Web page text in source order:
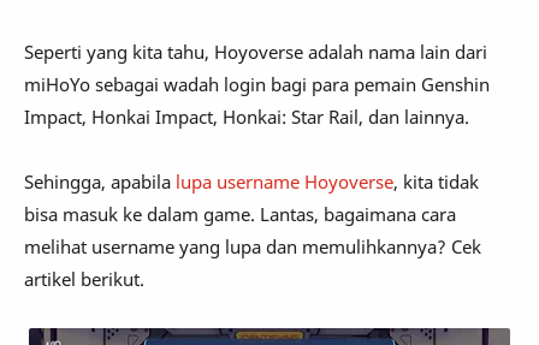
Seperti yang kita tahu, Hoyoverse adalah nama lain dari
miHoYo sebagai wadah login bagi para pemain Genshin
Impact, Honkai Impact, Honkai: Star Rail, dan lainnya.
Sehingga, apabila lupa username Hoyoverse, kita tidak
bisa masuk ke dalam game. Lantas, bagaimana cara
melihat username yang lupa dan memulihkannya? Cek
artikel berikut.